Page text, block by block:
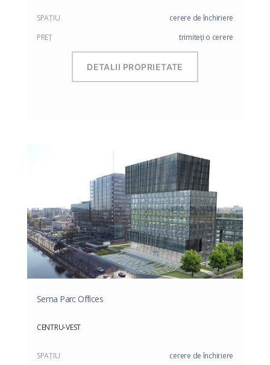
SPAŢIU
cerere de închiriere
PREŢ
trimiteți o cerere
DETALII PROPRIETATE
Sema Parc Offices
CENTRU-VEST
SPAŢIU
cerere de închiriere